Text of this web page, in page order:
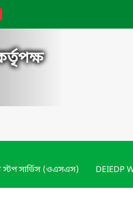
স্টপ সার্ভিস (ওএসএস) DEIEDP